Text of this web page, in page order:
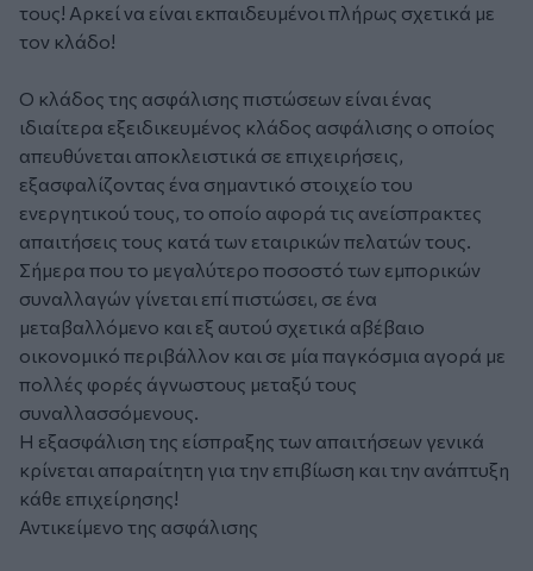
τους! Αρκεί να είναι εκπαιδευμένοι πλήρως σχετικά με
τον κλάδο!
Ο κλάδος της ασφάλισης πιστώσεων είναι ένας
ιδιαίτερα εξειδικευμένος κλάδος ασφάλισης ο οποίος
απευθύνεται αποκλειστικά σε επιχειρήσεις,
εξασφαλίζοντας ένα σημαντικό στοιχείο του
ενεργητικού τους, το οποίο αφορά τις ανείσπρακτες
απαιτήσεις τους κατά των εταιρικών πελατών τους.
Σήμερα που το μεγαλύτερο ποσοστό των εμπορικών
συναλλαγών γίνεται επί πιστώσει, σε ένα
μεταβαλλόμενο και εξ αυτού σχετικά αβέβαιο
οικονομικό περιβάλλον και σε μία παγκόσμια αγορά με
πολλές φορές άγνωστους μεταξύ τους
συναλλασσόμενους.
Η εξασφάλιση της είσπραξης των απαιτήσεων γενικά
κρίνεται απαραίτητη για την επιβίωση και την ανάπτυξη
κάθε επιχείρησης!
Αντικείμενο της ασφάλισης